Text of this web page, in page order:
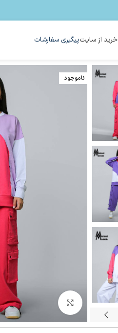
از سایتپیگیری سفارشات
ناموجود
بزرگنمایی تصویر